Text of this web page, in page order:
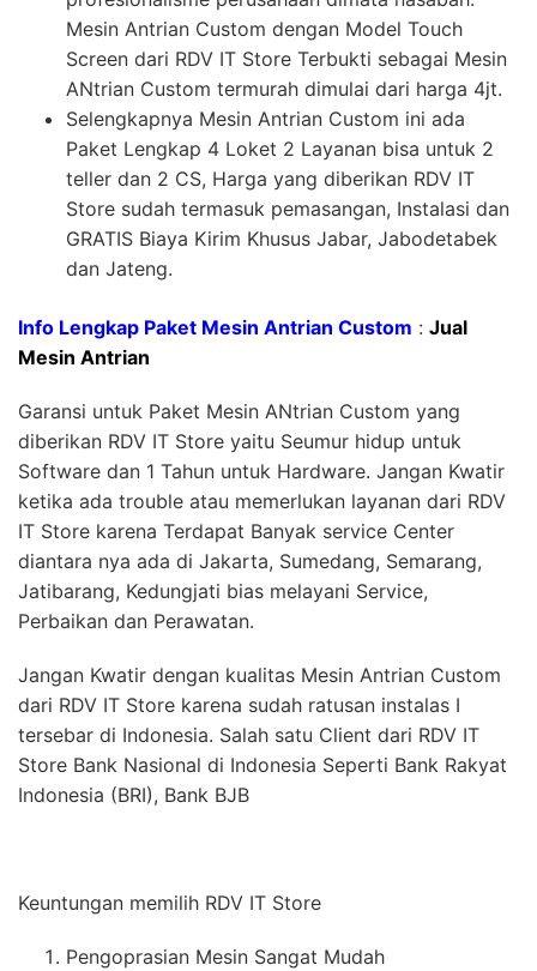
Mesin Antrian Custom dengan Model Touch
Screen dari RDV IT Store Terbukti sebagai Mesin
ANtrian Custom termurah dimulai dari harga 4jt.
Selengkapnya Mesin Antrian Custom ini ada
Paket Lengkap 4 Loket 2 Layanan bisa untuk 2
teller dan 2 CS, Harga yang diberikan RDV IT
Store sudah termasuk pemasangan, Instalasi dan
GRATIS Biaya Kirim Khusus Jabar, Jabodetabek
dan Jateng.
Info Lengkap Paket Mesin Antrian Custom : Jual
Mesin Antrian
Garansi untuk Paket Mesin ANtrian Custom yang
diberikan RDV IT Store yaitu Seumur hidup untuk
Software dan 1 Tahun untuk Hardware. Jangan Kwatir
ketika ada trouble atau memerlukan layanan dari RDV
IT Store karena Terdapat Banyak service Center
diantara nya ada di Jakarta, Sumedang, Semarang,
Jatibarang, Kedungjati bias melayani Service,
Perbaikan dan Perawatan.
Jangan Kwatir dengan kualitas Mesin Antrian Custom
dari RDV IT Store karena sudah ratusan instalas I
tersebar di Indonesia. Salah satu Client dari RDV IT
Store Bank Nasional di Indonesia Seperti Bank Rakyat
Indonesia (BRI), Bank BJB
Keuntungan memilih RDV IT Store
Pengoprasian Mesin Sangat Mudah